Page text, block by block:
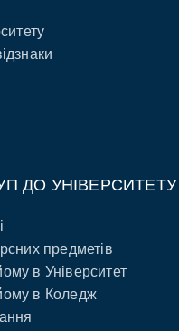
ДО УНІВЕРСИТЕТУ
предметів
в Університет
в Коледж